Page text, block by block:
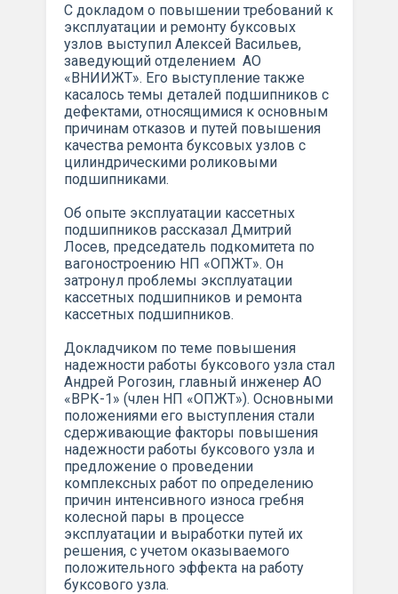
С докладом о повышении требований к
эксплуатации и ремонту буксовых
узлов выступил Алексей Васильев,
заведующий отделением АО
«ВНИИЖТ». Его выступление также
касалось темы деталей подшипников с
дефектами, относящимися к основным
причинам отказов и путей повышения
качества ремонта буксовых узлов с
цилиндрическими роликовыми
подшипниками.
Об опыте эксплуатации кассетных
подшипников рассказал Дмитрий
Лосев, председатель подкомитета по
вагоностроению НП «ОПЖТ». Он
затронул проблемы эксплуатации
кассетных подшипников и ремонта
кассетных подшипников.
Докладчиком по теме повышения
надежности работы буксового узла стал
Андрей Рогозин, главный инженер АО
«ВРК-1» (член НП «ОПЖТ»). Основными
положениями его выступления стали
сдерживающие факторы повышения
надежности работы буксового узла и
предложение о проведении
комплексных работ по определению
причин интенсивного износа гребня
колесной пары в процессе
эксплуатации и выработки путей их
решения, с учетом оказываемого
положительного эффекта на работу
буксового узла.